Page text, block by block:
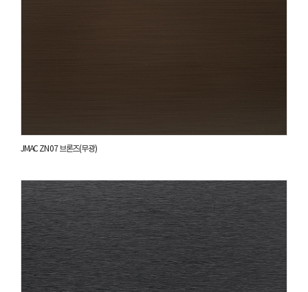
JMAC ZN 07 브론즈(무광)